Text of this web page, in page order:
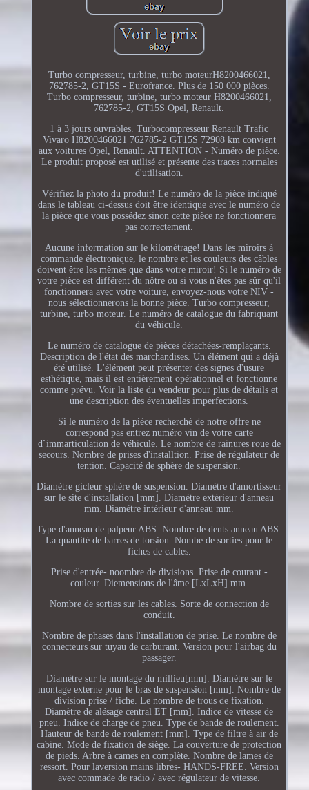
Turbo compresseur, turbine, turbo moteurH8200466021,
762785-2, GT15S - Eurofrance. Plus de 150 000 pièces.
Turbo compresseur, turbine, turbo moteur H8200466021,
762785-2, GT15S Opel, Renault.
1 à 3 jours ouvrables. Turbocompresseur Renault Trafic
Vivaro H8200466021 762785-2 GT15S 72908 km convient
aux voitures Opel, Renault. ATTENTION - Numéro de pièce.
Le produit proposé est utilisé et présente des traces normales
d'utilisation.
Vérifiez la photo du produit! Le numéro de la pièce indiqué
dans le tableau ci-dessus doit être identique avec le numéro de
la pièce que vous possédez sinon cette pièce ne fonctionnera
pas correctement.
Aucune information sur le kilométrage! Dans les miroirs à
commande électronique, le nombre et les couleurs des câbles
doivent être les mêmes que dans votre miroir! Si le numéro de
votre pièce est différent du nôtre ou si vous n'êtes pas sûr qu'il
fonctionnera avec votre voiture, envoyez-nous votre NIV -
nous sélectionnerons la bonne pièce. Turbo compresseur,
turbine, turbo moteur. Le numéro de catalogue du fabriquant
du véhicule.
Le numéro de catalogue de pièces détachées-remplaçants.
Description de l'état des marchandises. Un élément qui a déjà
été utilisé. L'élément peut présenter des signes d'usure
esthétique, mais il est entièrement opérationnel et fonctionne
comme prévu. Voir la liste du vendeur pour plus de détails et
une description des éventuelles imperfections.
Si le numèro de la pièce recherché de notre offre ne
correspond pas entrez numéro vin de votre carte
d`immarticulation de véhicule. Le nombre de rainures roue de
secours. Nombre de prises d'installtion. Prise de régulateur de
tention. Capacité de sphère de suspension.
Diamètre gicleur sphère de suspension. Diamètre d'amortisseur
sur le site d'installation [mm]. Diamètre extérieur d'anneau
mm. Diamètre intérieur d'anneau mm.
Type d'anneau de palpeur ABS. Nombre de dents anneau ABS.
La quantité de barres de torsion. Nombe de sorties pour le
fiches de cables.
Prise d'entrée- noombre de divisions. Prise de courant -
couleur. Diemensions de l'âme [LxLxH] mm.
Nombre de sorties sur les cables. Sorte de connection de
conduit.
Nombre de phases dans l'installation de prise. Le nombre de
connecteurs sur tuyau de carburant. Version pour l'airbag du
passager.
Diamètre sur le montage du millieu[mm]. Diamètre sur le
montage externe pour le bras de suspension [mm]. Nombre de
division prise / fiche. Le nombre de trous de fixation.
Diamètre de alésage central ET [mm]. Indice de vitesse de
pneu. Indice de charge de pneu. Type de bande de roulement.
Hauteur de bande de roulement [mm]. Type de filtre à air de
cabine. Mode de fixation de siège. La couverture de protection
de pieds. Arbre à cames en complète. Nombre de lames de
ressort. Pour laversion mains libres- HANDS-FREE. Version
avec commade de radio / avec régulateur de vitesse.